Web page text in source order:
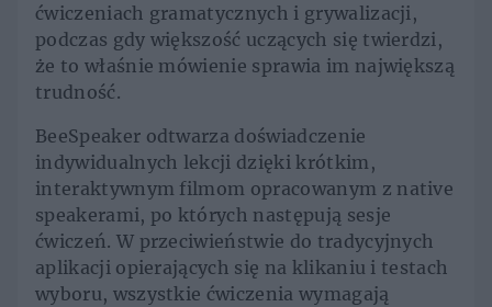
ćwiczeniach gramatycznych i grywalizacji,
podczas gdy większość uczących się twierdzi,
że to właśnie mówienie sprawia im największą
trudność.
BeeSpeaker odtwarza doświadczenie
indywidualnych lekcji dzięki krótkim,
interaktywnym filmom opracowanym z native
speakerami, po których następują sesje
ćwiczeń. W przeciwieństwie do tradycyjnych
aplikacji opierających się na klikaniu i testach
wyboru, wszystkie ćwiczenia wymagają